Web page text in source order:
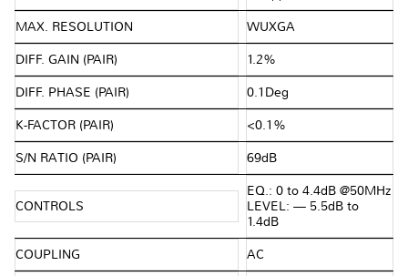
MAX. RESOLUTION WUXGA
DIFF. GAIN (PAIR) 1.2%
DIFF. PHASE (PAIR) 0.1Deg
K-FACTOR (PAIR) <0.1%
S/N RATIO (PAIR) 69dB
CONTROLS
EQ.: 0 to 4.4dB @50MHz
LEVEL: — 5.5dB to
1.4dB
COUPLING AC